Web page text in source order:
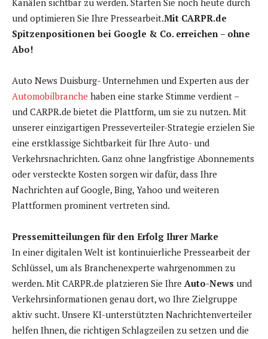
Kanälen sichtbar zu werden. Starten Sie noch heute durch
und optimieren Sie Ihre Pressearbeit.Mit CARPR.de
Spitzenpositionen bei Google & Co. erreichen – ohne
Abo!
Auto News Duisburg- Unternehmen und Experten aus der
Automobilbranche haben eine starke Stimme verdient –
und CARPR.de bietet die Plattform, um sie zu nutzen. Mit
unserer einzigartigen Presseverteiler-Strategie erzielen Sie
eine erstklassige Sichtbarkeit für Ihre Auto- und
Verkehrsnachrichten. Ganz ohne langfristige Abonnements
oder versteckte Kosten sorgen wir dafür, dass Ihre
Nachrichten auf Google, Bing, Yahoo und weiteren
Plattformen prominent vertreten sind.
Pressemitteilungen für den Erfolg Ihrer Marke
In einer digitalen Welt ist kontinuierliche Pressearbeit der
Schlüssel, um als Branchenexperte wahrgenommen zu
werden. Mit CARPR.de platzieren Sie Ihre Auto-News und
Verkehrsinformationen genau dort, wo Ihre Zielgruppe
aktiv sucht. Unsere KI-unterstützten Nachrichtenverteiler
helfen Ihnen, die richtigen Schlagzeilen zu setzen und die